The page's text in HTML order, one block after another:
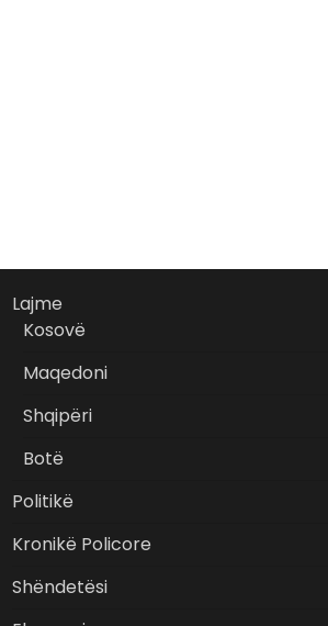
Lajme
Kosovë
Maqedoni
Shqipëri
Botë
Politikë
Kronikë Policore
Shëndetësi